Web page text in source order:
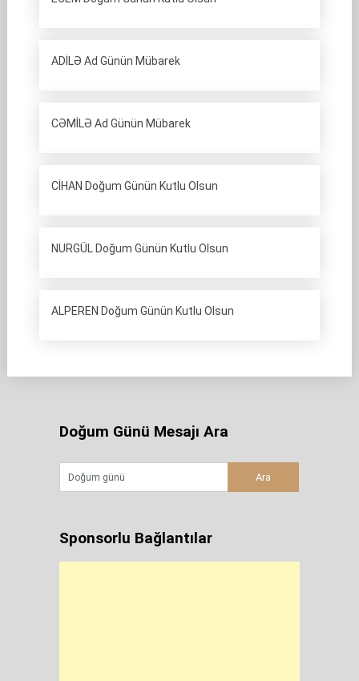
ADİLƏ Ad Günün Mübarek
CƏMİLƏ Ad Günün Mübarek
CİHAN Doğum Günün Kutlu Olsun
NURGÜL Doğum Günün Kutlu Olsun
ALPEREN Doğum Günün Kutlu Olsun
Doğum Günü Mesajı Ara
Sponsorlu Bağlantılar